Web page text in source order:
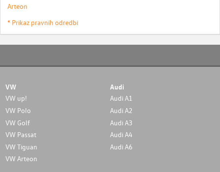
Arteon
* Prikaz pravnih odredbi
VW
VW up!
VW Polo
VW Golf
VW Passat
VW Tiguan
VW Arteon
Audi
Audi A1
Audi A2
Audi A3
Audi A4
Audi A6